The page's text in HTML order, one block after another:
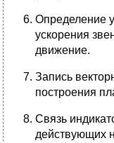
Определение
ускорения
движение.
Запись
построения
Связь
действующих